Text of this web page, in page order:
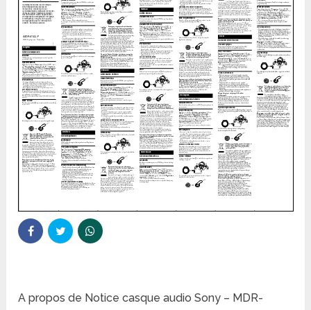
A propos de Notice casque audio Sony – MDR-